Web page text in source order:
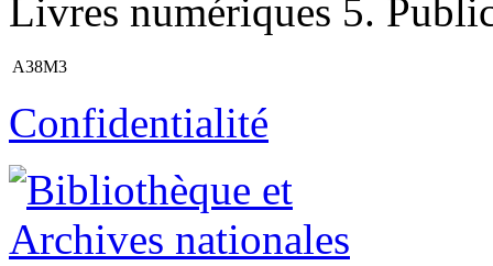
Livres numériques 5.
A38M3
Confidentialité